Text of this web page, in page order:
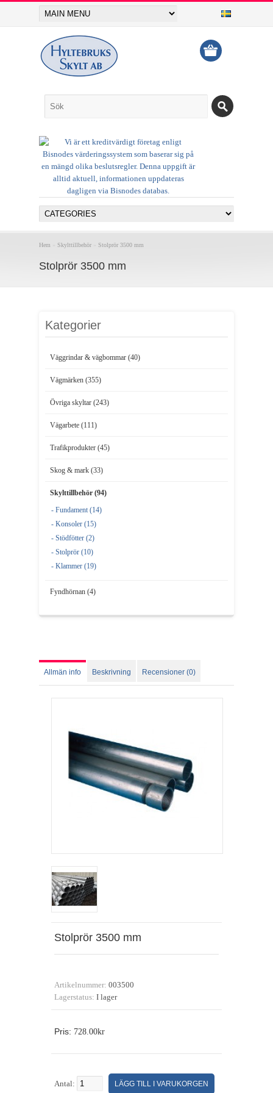
Hem Skylttillbehör Stolprör 3500 mm
Stolprör 3500 mm
Kategorier
Väggrindar & vägbommar (40)
Vägmärken (355)
Övriga skyltar (243)
Vägarbete (111)
Trafikprodukter (45)
Skog & mark (33)
Skylttillbehör (94)
- Fundament (14)
- Konsoler (15)
- Stödfötter (2)
- Stolprör (10)
- Klammer (19)
Fyndhörnan (4)
Allmän info Beskrivning Recensioner (0)
Stolprör 3500 mm
Artikelnummer: 003500
Lagerstatus: I lager
Pris: 728.00kr
Antal: